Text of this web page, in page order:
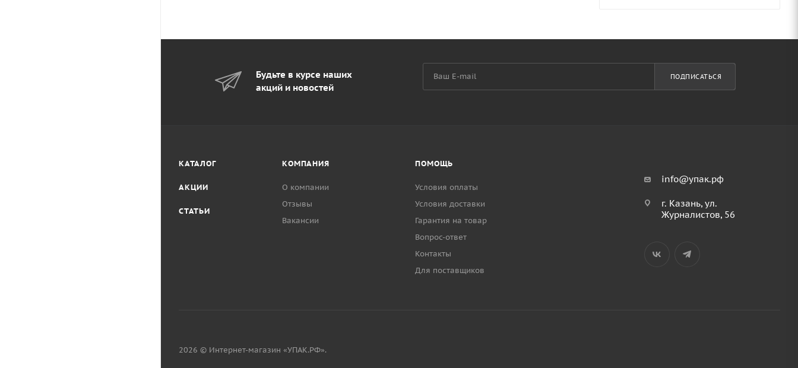
Будьте в курсе наших
акций и новостей
ПОДПИСАТЬСЯ
КАТАЛОГ
АКЦИИ
СТАТЬИ
КОМПАНИЯ
О компании
Отзывы
Вакансии
ПОМОЩЬ
Условия оплаты
Условия доставки
Гарантия на товар
Вопрос-ответ
Контакты
Для поставщиков
info@упак.рф
г. Казань, ул.
Журналистов, 56
2026 © Интернет-магазин «УПАК.РФ».